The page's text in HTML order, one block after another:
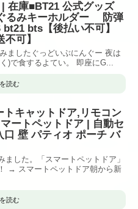
在庫■BT21 公式グッズ
るみキーホルダー 防弾
bts【後払い不可】
可】
ましたぐっどいぶにんぐー 夜は
)で食するよてい。 即座にG...
読む
キャットドア,リモコン
ートペットドア | 自動セ
口 壁 パティオ ポーチ バ
した。「スマートペットドア」
→ スマートペットドア朝から新
読む